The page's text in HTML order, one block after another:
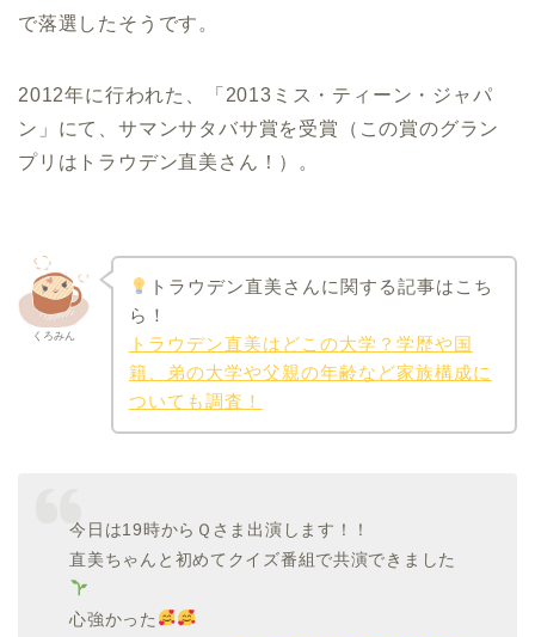
で落選したそうです。
2012年に行われた、「2013ミス・ティーン・ジャパ
ン」にて、サマンサタバサ賞を受賞（この賞のグラン
プリはトラウデン直美さん！）。
くろみん
トラウデン直美さんに関する記事はこち
ら！
トラウデン直美はどこの大学？学歴や国
籍、弟の大学や父親の年齢など家族構成に
ついても調査！
今日は19時からＱさま出演します！！
直美ちゃんと初めてクイズ番組で共演できました
心強かった